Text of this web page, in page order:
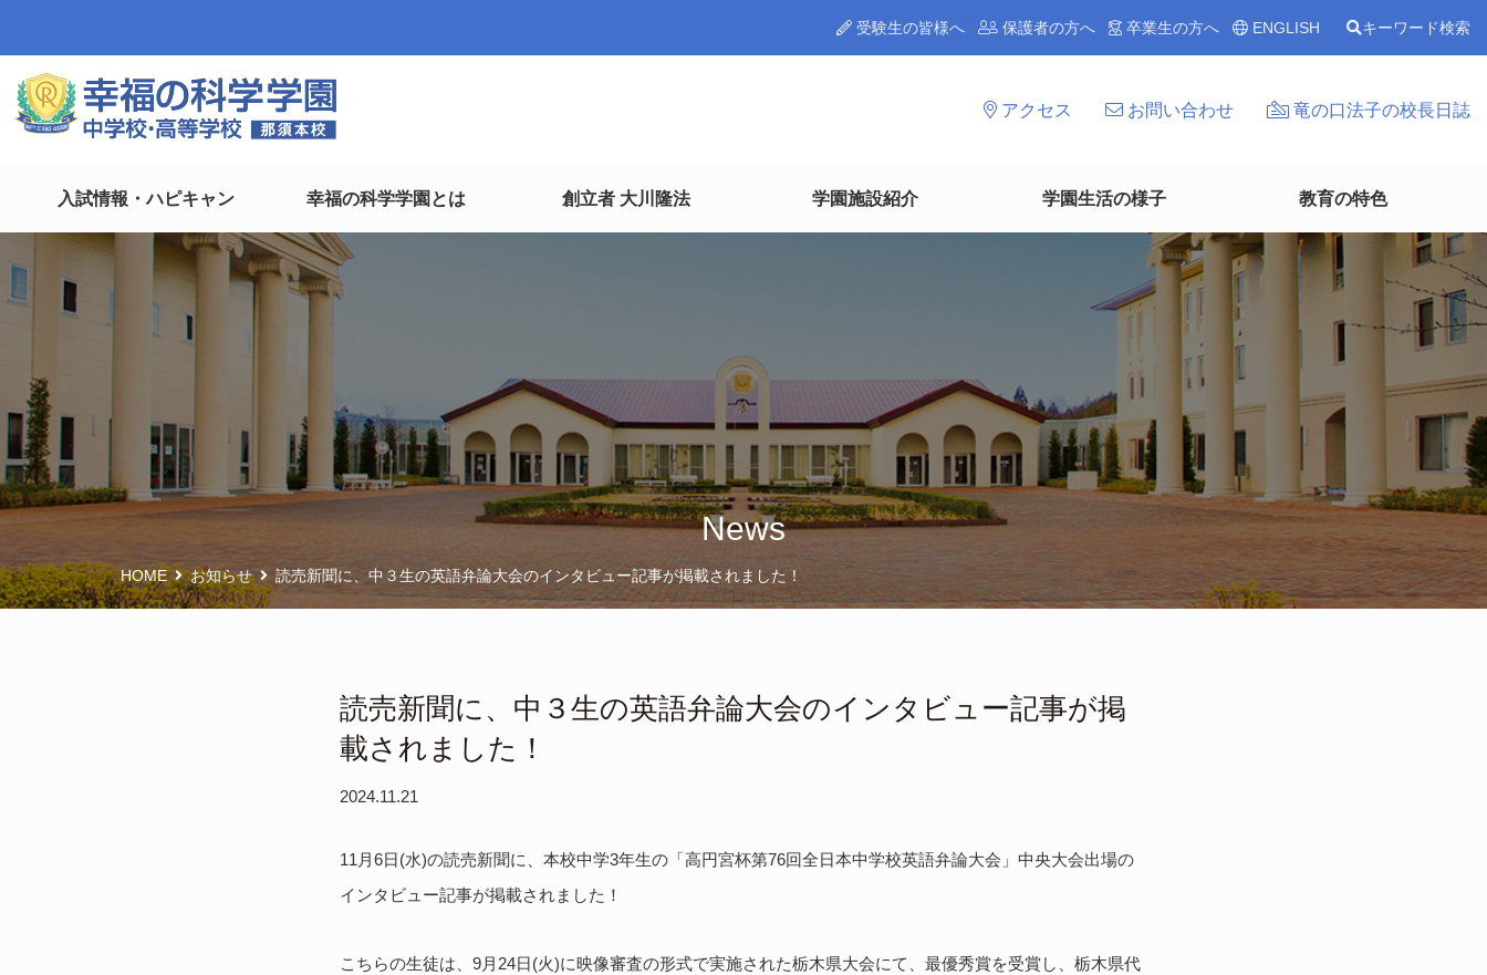
受験生の皆様へ 保護者の方へ 卒業生の方へ ENGLISH キーワード検索
アクセス お問い合わせ 竜の口法子の校長日誌
入試情報・ハピキャン 幸福の科学学園とは 創立者 大川隆法 学園施設紹介 学園生活の様子 教育の特色
News
HOME お知らせ 読売新聞に、中３生の英語弁論大会のインタビュー記事が掲載されました！
読売新聞に、中３生の英語弁論大会のインタビュー記事が掲
載されました！
2024.11.21
11月6日(水)の読売新聞に、本校中学3年生の「高円宮杯第76回全日本中学校英語弁論大会」中央大会出場の
インタビュー記事が掲載されました！
こちらの生徒は、9月24日(火)に映像審査の形式で実施された栃木県大会にて、最優秀賞を受賞し、栃木県代